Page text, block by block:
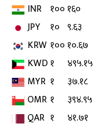
INR १००१६०
JPY
१० ९.६३
KRW १००१०.६७
KWD१ ४९५.१५
MYR १ ३७.१८
OMR १ ३९४.९५
QAR १ ४१.७१